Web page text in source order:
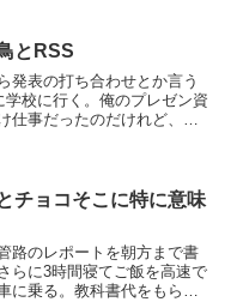
とRSS
発表の打ち合わせとか言う
学校に行く。俺のプレゼン資
仕事だったのだけれど、時
なんで材...
チョコそこに特に意味
路のレポートを朝方まで書
らに3時間寝てご飯を高速で
に乗る。教科書代をもらい